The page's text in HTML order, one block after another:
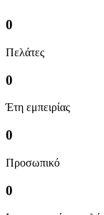
0
Πελάτες
0
Έτη εμπειρίας
0
Προσωπικό
0